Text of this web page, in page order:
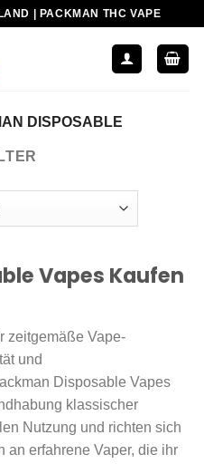
| PACKMAN THC VAPE
DISPOSABLE
Vapes Kaufen
zeitgemäße Vape-
und
Disposable Vapes
klassischer
Nutzung und richten sich
an erfahrene Vaper, die ihr